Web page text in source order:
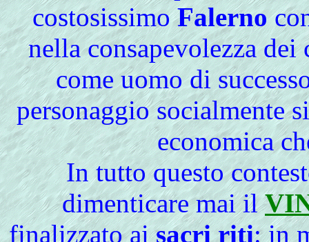
costosissimoFalerno
nella consapevolezza
come uomo di
personaggio socialmente
economica
In tutto questo
dimenticare mai il
finalizzato aisacri riti: in